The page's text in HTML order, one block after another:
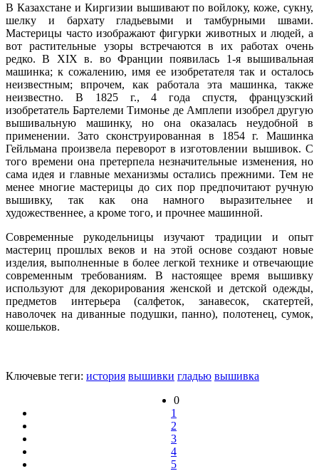
В Казахстане и Киргизии вышивают по войлоку, коже, сукну,
шелку и бархату гладьевыми и тамбурными швами.
Мастерицы часто изображают фигурки животных и людей, а
вот растительные узоры встречаются в их работах очень
редко. В XIX в. во Франции появилась 1-я вышивальная
машинка; к сожалению, имя ее изобретателя так и осталось
неизвестным; впрочем, как работала эта машинка, также
неизвестно. В 1825 г., 4 года спустя, французский
изобретатель Бартелеми Тимонье де Амплепи изобрел другую
вышивальную машинку, но она оказалась неудобной в
применении. Зато сконструированная в 1854 г. Машинка
Гейльмана произвела переворот в изготовлении вышивок. С
того времени она претерпела незначительные изменения, но
сама идея и главные механизмы остались прежними. Тем не
менее многие мастерицы до сих пор предпочитают ручную
вышивку, так как она намного выразительнее и
художественнее, а кроме того, и прочнее машинной.
Современные рукодельницы изучают традиции и опыт
мастериц прошлых веков и на этой основе создают новые
изделия, выполненные в более легкой технике и отвечающие
современным требованиям. В настоящее время вышивку
используют для декорирования женской и детской одежды,
предметов интерьера (салфеток, занавесок, скатертей,
наволочек на диванные подушки, панно), полотенец, сумок,
кошельков.
Ключевые теги: история вышивки гладью вышивка
0
1
2
3
4
5